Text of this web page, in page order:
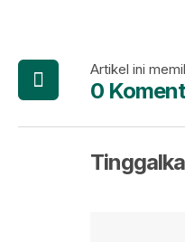
Artikel ini
0